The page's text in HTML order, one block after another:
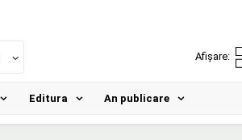
Afișare:
Editura An publicare